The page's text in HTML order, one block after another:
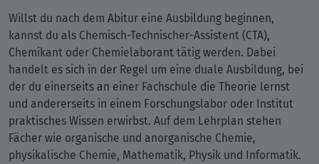
Willst du nach dem Abitur eine Ausbildung beginnen,
kannst du als Chemisch-Technischer-Assistent (CTA),
Chemikant oder Chemielaborant tätig werden. Dabei
handelt es sich in der Regel um eine duale Ausbildung, bei
der du einerseits an einer Fachschule die Theorie lernst
und andererseits in einem Forschungslabor oder Institut
praktisches Wissen erwirbst. Auf dem Lehrplan stehen
Fächer wie organische und anorganische Chemie,
physikalische Chemie, Mathematik, Physik und Informatik.